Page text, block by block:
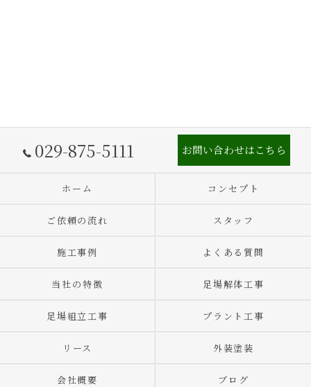
029-875-5111 お問い合わせはこちら
ホーム コンセプト
ご依頼の流れ スタッフ
施工事例 よくある質問
当社の特徴 足場解体工事
足場組立工事 プラント工事
リース 外装塗装
会社概要 ブログ